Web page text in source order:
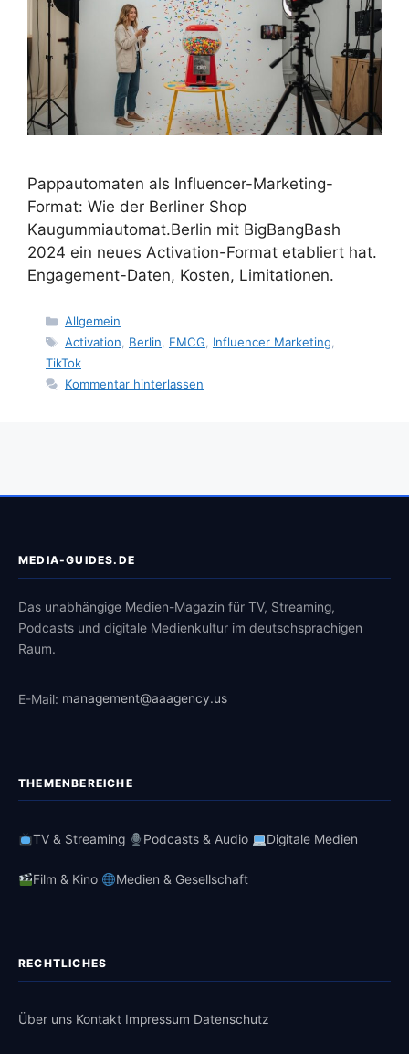
Pappautomaten als Influencer-Marketing-
Format: Wie der Berliner Shop
Kaugummiautomat.Berlin mit BigBangBash
2024 ein neues Activation-Format etabliert hat.
Engagement-Daten, Kosten, Limitationen.
Kategorien
Allgemein
Schlagwörter
Activation, Berlin, FMCG, Influencer Marketing,
TikTok
Kommentar hinterlassen
MEDIA-GUIDES.DE
Das unabhängige Medien-Magazin für TV, Streaming,
Podcasts und digitale Medienkultur im deutschsprachigen
Raum.
E-Mail: management@aaagency.us
THEMENBEREICHE
TV & Streaming Podcasts & Audio Digitale Medien
Film & Kino Medien & Gesellschaft
RECHTLICHES
Über uns Kontakt Impressum Datenschutz